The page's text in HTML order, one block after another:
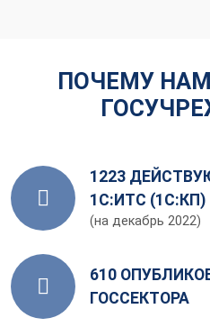
ПОЧЕМУ
1223
1С:ИТС (1С:КП)
(на декабрь 2022)
610
ГОССЕКТОРА